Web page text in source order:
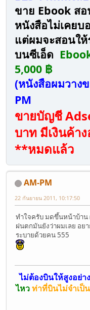
ขาย Ebook ส
หนังสือไม่เคย
แต่ผมจะสอนใ
บนซีเอ็ด
5,000 ฿
(หนังสือผมวาง
PM
ขายบัญชี
บาท มีเงินค้า
**หมดแล้ว
AM-PM
22 กันยายน 2011, 10:17:50
ทำใจครับ มดขึ้นหน้าบ้าน
ฝนตกมันยังว่าผมเลย อย
ระบายด้วยคน 555
ไม่ต้องบินให้สูงอย่า
ไหว ท่าที่บินไม่จำเป็